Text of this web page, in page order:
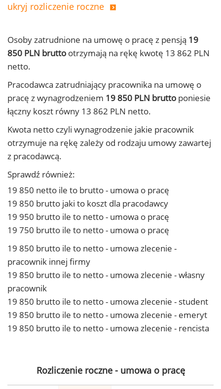
ukryj rozliczenie roczne
Osoby zatrudnione na umowę o pracę z pensją 19
850 PLN brutto otrzymają na rękę kwotę 13 862 PLN
netto.
Pracodawca zatrudniający pracownika na umowę o
pracę z wynagrodzeniem 19 850 PLN brutto poniesie
łączny koszt równy 13 862 PLN netto.
Kwota netto czyli wynagrodzenie jakie pracownik
otrzymuje na rękę zależy od rodzaju umowy zawartej
z pracodawcą.
Sprawdź również:
19 850 netto ile to brutto - umowa o pracę
19 850 brutto jaki to koszt dla pracodawcy
19 950 brutto ile to netto - umowa o pracę
19 750 brutto ile to netto - umowa o pracę
19 850 brutto ile to netto - umowa zlecenie -
pracownik innej firmy
19 850 brutto ile to netto - umowa zlecenie - własny
pracownik
19 850 brutto ile to netto - umowa zlecenie - student
19 850 brutto ile to netto - umowa zlecenie - emeryt
19 850 brutto ile to netto - umowa zlecenie - rencista
Rozliczenie roczne - umowa o pracę